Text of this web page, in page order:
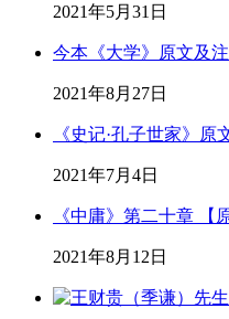
2021年5月31日
今本《大学》原文及
2021年8月27日
《史记·孔子世家》
2021年7月4日
《中庸》第二十章 【
2021年8月12日